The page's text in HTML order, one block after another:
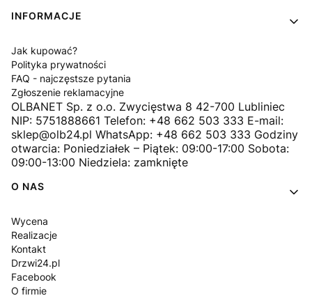
INFORMACJE
Jak kupować?
Polityka prywatności
FAQ - najczęstsze pytania
Zgłoszenie reklamacyjne
OLBANET Sp. z o.o. Zwycięstwa 8 42-700 Lubliniec
NIP: 5751888661 Telefon: +48 662 503 333 E-mail:
sklep@olb24.pl WhatsApp: +48 662 503 333 Godziny
otwarcia: Poniedziałek – Piątek: 09:00-17:00 Sobota:
09:00-13:00 Niedziela: zamknięte
O NAS
Wycena
Realizacje
Kontakt
Drzwi24.pl
Facebook
O firmie